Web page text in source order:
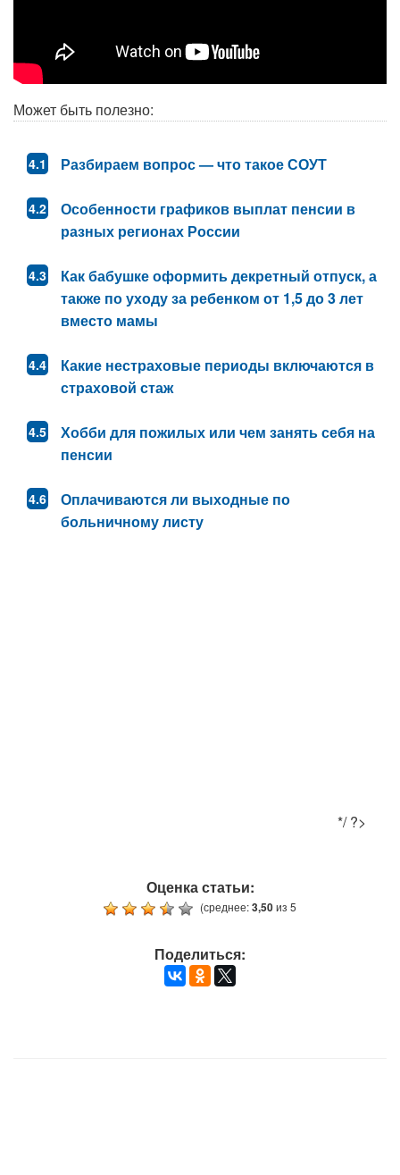
Может быть полезно:
Разбираем вопрос — что такое СОУТ
Особенности графиков выплат пенсии в
разных регионах России
Как бабушке оформить декретный отпуск, а
также по уходу за ребенком от 1,5 до 3 лет
вместо мамы
Какие нестраховые периоды включаются в
страховой стаж
Хобби для пожилых или чем занять себя на
пенсии
Оплачиваются ли выходные по
больничному листу
*/ ?>
Оценка статьи:
(среднее:3,50из 5
Поделиться: